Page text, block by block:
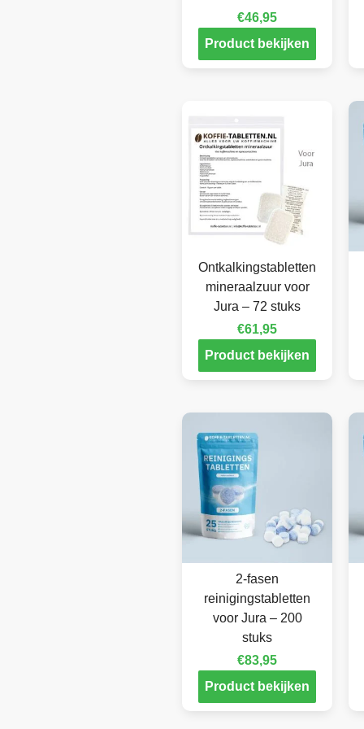
€46,95
Product bekijken
Ontkalkingstabletten
mineraalzuur voor
Jura – 72 stuks
€61,95
Product bekijken
2-fasen
reinigingstabletten
voor Jura – 200
stuks
€83,95
Product bekijken